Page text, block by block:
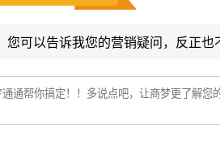
您可以告诉我您的营销疑问，反正也